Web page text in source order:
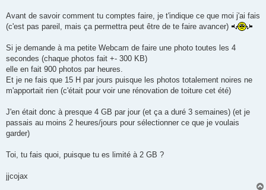
Avant de savoir comment tu comptes faire, je t'indique ce que moi j'ai fais
(c'est pas pareil, mais ça permettra peut être de te faire avancer)
Si je demande à ma petite Webcam de faire une photo toutes les 4
secondes (chaque photos fait +- 300 KB)
elle en fait 900 photos par heures.
Et je ne fais que 15 H par jours puisque les photos totalement noires ne
m'apportait rien (c'était pour voir une rénovation de toiture cet été)
J'en était donc à presque 4 GB par jour (et ça a duré 3 semaines) (et je
passais au moins 2 heures/jours pour sélectionner ce que je voulais
garder)
Toi, tu fais quoi, puisque tu es limité à 2 GB ?
jjcojax